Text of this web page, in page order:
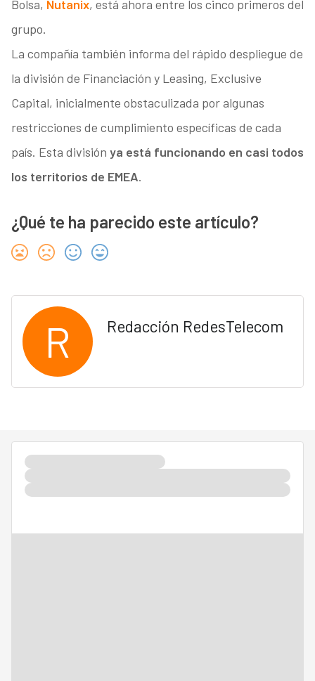
Bolsa, Nutanix, está ahora entre los cinco primeros del
grupo.
La compañía también informa del rápido despliegue de
la división de Financiación y Leasing, Exclusive
Capital, inicialmente obstaculizada por algunas
restricciones de cumplimiento específicas de cada
país. Esta división ya está funcionando en casi todos
los territorios de EMEA.
¿Qué te ha parecido este artículo?
R Redacción RedesTelecom